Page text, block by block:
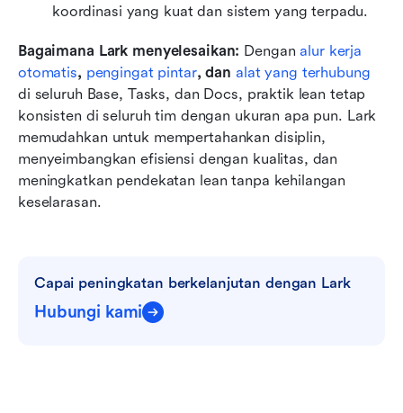
koordinasi yang kuat dan sistem yang terpadu.
Bagaimana Lark menyelesaikan: Dengan alur kerja
otomatis, pengingat pintar, dan alat yang terhubung
di seluruh Base, Tasks, dan Docs, praktik lean tetap
konsisten di seluruh tim dengan ukuran apa pun. Lark
memudahkan untuk mempertahankan disiplin,
menyeimbangkan efisiensi dengan kualitas, dan
meningkatkan pendekatan lean tanpa kehilangan
keselarasan.
Capai peningkatan berkelanjutan dengan Lark
Hubungi kami